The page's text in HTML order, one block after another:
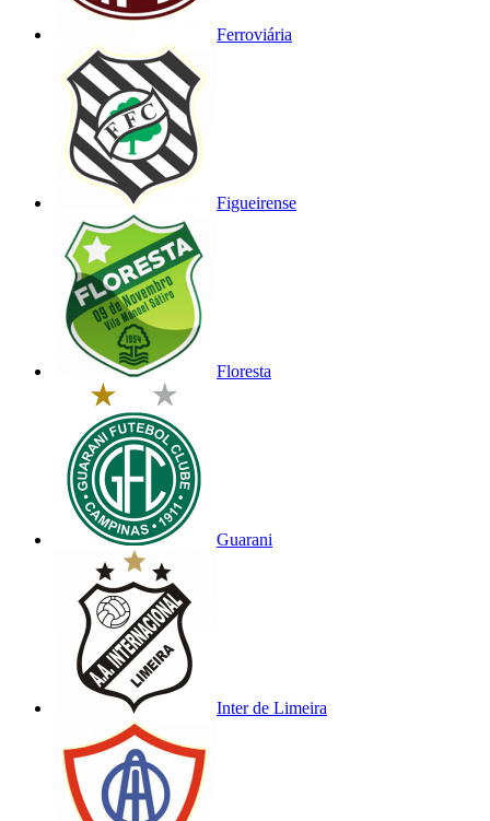
Ferroviária
Figueirense
Floresta
Guarani
Inter de Limeira